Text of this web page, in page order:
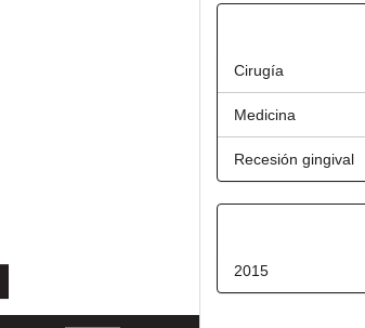
Cirugía
Medicina
Recesión gingival
2015